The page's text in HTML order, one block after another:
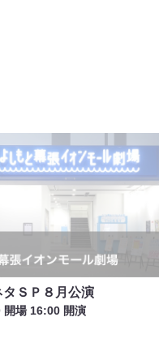
ＳＰ８月公演
場 16:00 開演